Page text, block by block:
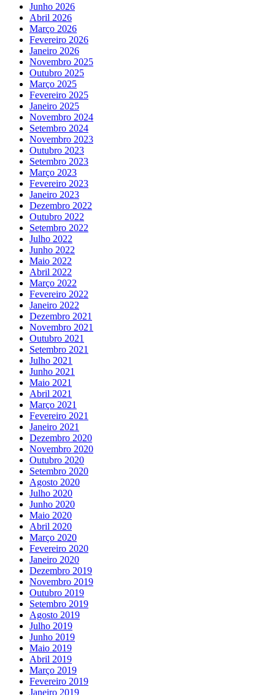
Junho 2026
Abril 2026
Março 2026
Fevereiro 2026
Janeiro 2026
Novembro 2025
Outubro 2025
Março 2025
Fevereiro 2025
Janeiro 2025
Novembro 2024
Setembro 2024
Novembro 2023
Outubro 2023
Setembro 2023
Março 2023
Fevereiro 2023
Janeiro 2023
Dezembro 2022
Outubro 2022
Setembro 2022
Julho 2022
Junho 2022
Maio 2022
Abril 2022
Março 2022
Fevereiro 2022
Janeiro 2022
Dezembro 2021
Novembro 2021
Outubro 2021
Setembro 2021
Julho 2021
Junho 2021
Maio 2021
Abril 2021
Março 2021
Fevereiro 2021
Janeiro 2021
Dezembro 2020
Novembro 2020
Outubro 2020
Setembro 2020
Agosto 2020
Julho 2020
Junho 2020
Maio 2020
Abril 2020
Março 2020
Fevereiro 2020
Janeiro 2020
Dezembro 2019
Novembro 2019
Outubro 2019
Setembro 2019
Agosto 2019
Julho 2019
Junho 2019
Maio 2019
Abril 2019
Março 2019
Fevereiro 2019
Janeiro 2019